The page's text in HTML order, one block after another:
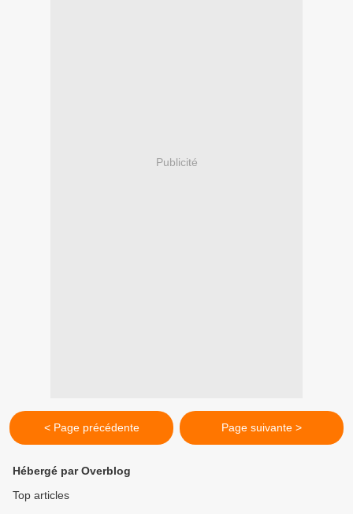
Publicité
< Page précédente Page suivante >
Hébergé par Overblog
Top articles